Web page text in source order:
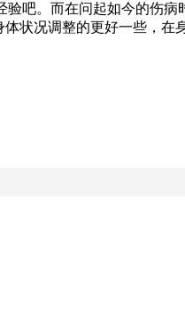
吧。而在问起如今的伤
状况调整的更好一些，在